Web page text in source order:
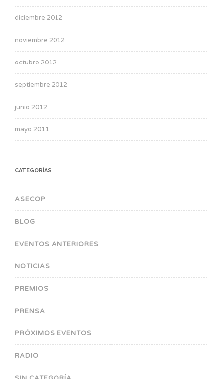
diciembre 2012
noviembre 2012
octubre 2012
septiembre 2012
junio 2012
mayo 2011
CATEGORÍAS
ASECOP
BLOG
EVENTOS ANTERIORES
NOTICIAS
PREMIOS
PRENSA
PRÓXIMOS EVENTOS
RADIO